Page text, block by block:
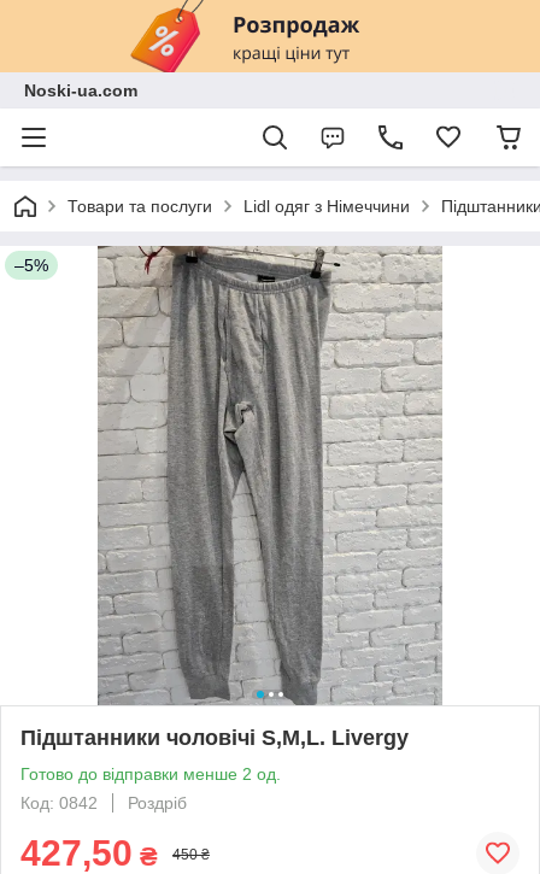
Noski-ua.com
Товари та послуги Lidl одяг з Німеччини
–5%
Підштанники чоловічі S,M,L. Livergy
Готово до відправки менше 2 од.
Код: 0842
Роздріб
427,50 ₴ 450 ₴